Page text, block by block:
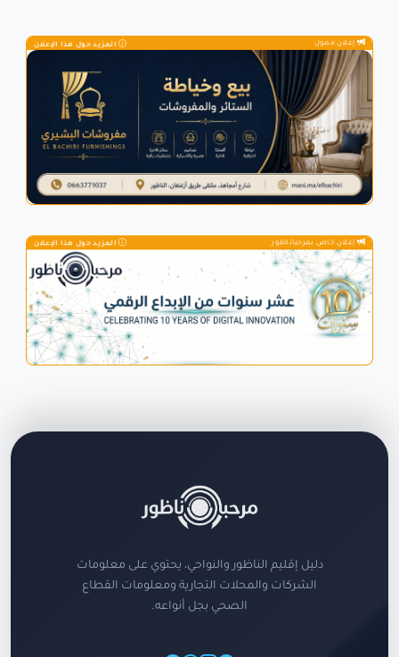
إعلان ممول المزيد حول هذا الإعلان
إعلان خاص بمرحباناظور المزيد حول هذا الإعلان
دليل إقليم الناظور والنواحي، يحتوي على معلومات
الشركات والمحلات التجارية ومعلومات القطاع
الصحي بجل أنواعه.